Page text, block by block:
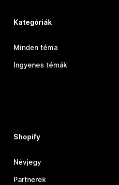
Kategóriák
Minden téma
Ingyenes témák
Shopify
Névjegy
Partnerek